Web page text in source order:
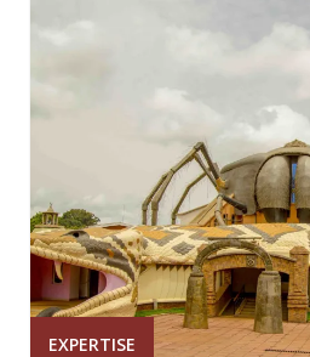
EXPERTISE